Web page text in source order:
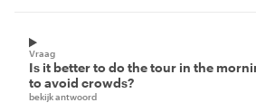
Vraag
Is it better to do the tour in the
to avoid crowds?
bekijk antwoord